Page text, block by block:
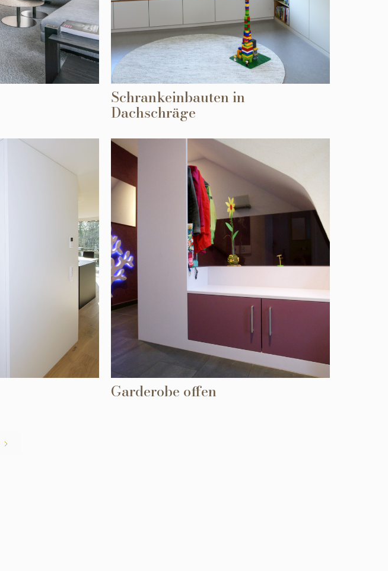
Schrankeinbauten in
Dachschräge
Garderobe offen